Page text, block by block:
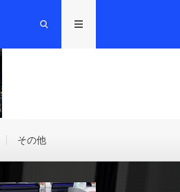
その他